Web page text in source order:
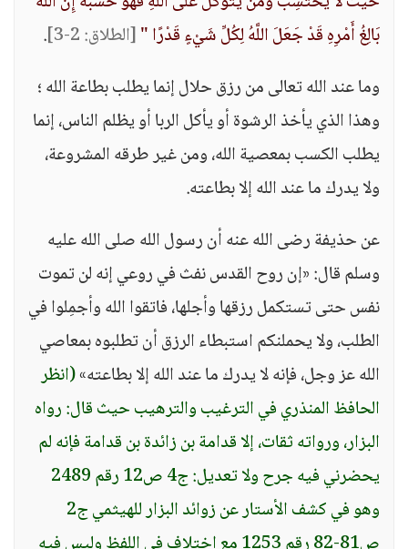
بَالِغُ أَمْرِهِ قَدْ جَعَلَ اللَّهُ لِكُلِّ شَيْءٍ قَدْرًا "[الطلاق: 2-3]
.
وما عند الله تعالى من رزق حلال إنما يطلب بطاعة الله ؛
وهذا الذي يأخذ الرشوة أو يأكل الربا أو يظلم الناس، إنما
يطلب الكسب بمعصية الله، ومن غير طرقه المشروعة،
ولا يدرك ما عند الله إلا بطاعته.
عن حذيفة رضى الله عنه أن رسول الله صلى الله عليه
وسلم قال: «إن روح القدس نفث في روعي إنه لن تموت
نفس حتى تستكمل رزقها وأجلها، فاتقوا الله وأجمِلوا في
الطلب، ولا يحملنكم استبطاء الرزق أن تطلبوه بمعاصي
الله عز وجل، فإنه لا يدرك ما عند الله إلا بطاعته»(انظر
الحافظ المنذري في الترغيب والترهيب حيث قال: رواه
البزار، ورواته ثقات، إلا قدامة بن زائدة بن قدامة فإنه لم
يحضرني فيه جرح ولا تعديل: ج4 ص12 رقم 2489
وهو في كشف الأستار عن زوائد البزار للهيثمي ج2